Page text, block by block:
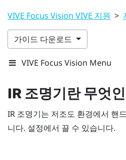
VIVE Focus Vision VIVE 지원 >
가이드 다운로드
VIVE Focus Vision Menu
IR 조명기란 무엇
IR 조명기는 저조도 환경에서 핸
니다. 설정에서 끌 수 있습니다.